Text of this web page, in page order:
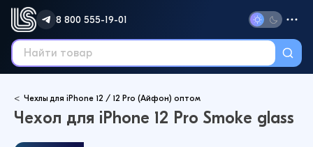
8 800 555-19-01
Чехлы для iPhone 12 / 12 Pro (Айфон) оптом
Чехол для iPhone 12 Pro Smoke glass